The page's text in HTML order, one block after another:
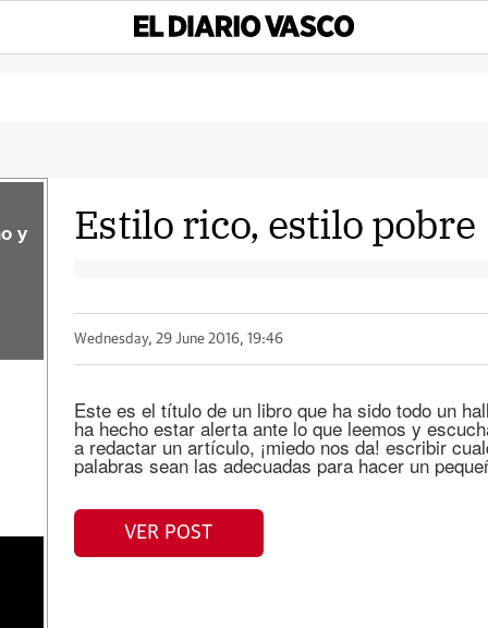
Estilo rico, estilo pobre
Wednesday, 29 June 2016, 19:46
Este es el título de un libro que ha sido todo un
ha hecho estar alerta ante lo que leemos y
a redactar un artículo, ¡miedo nos da! escribir
palabras sean las adecuadas para hacer un
VER POST
y